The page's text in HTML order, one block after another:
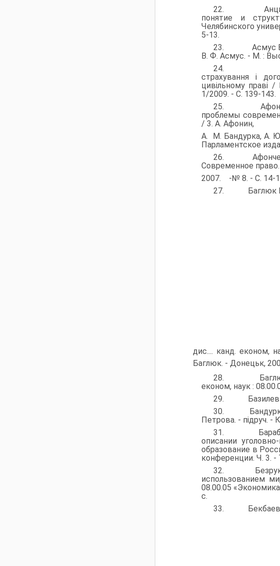
22.
понятие и
Челябинского
5-13.
23. Асмус В. Ф.
В. Ф. Асмус. - М. :
24.
страхування і
цивільному праві
1/2009. - С. 139-143.
25. Афонин 3.
проблемы
/ 3. А. Афонин,
А. М. Бандурка, А.
Парламентское
26.
Современное
2007. -№ 8. - С. 14-
27. Баглюк Ю. Б.
дис.... канд. економ,
Баглюк. - Донецьк,
28. Баглюк Ю. Б.
економ, наук :
29. Базилевич
30. Бандурка О.
Петрова. - підруч. -
31. Барабаш А.
описании
образование в
конферен­ции. Ч. 3.
32. Безрукова
использованием
08.00.05
с.
33. Бекбаев